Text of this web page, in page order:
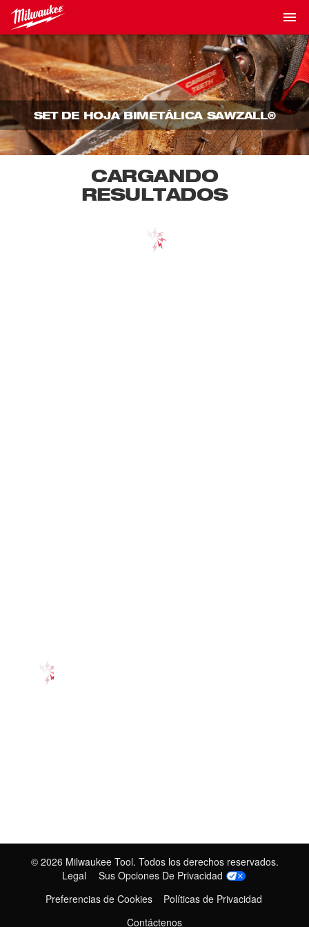
SET DE HOJA BIMETÁLICA SAWZALL®
CARGANDO
RESULTADOS
© 2026 Milwaukee Tool. Todos los derechos reservados.
Legal
Sus Opciones De Privacidad
Preferencias de Cookies
Políticas de Privacidad
Contáctenos